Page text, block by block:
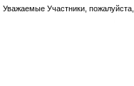
Уважаемые Участники,